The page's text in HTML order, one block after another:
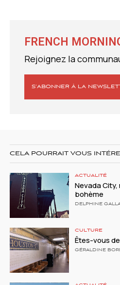
FRENCH
Rejoignez la
S’ABONNER À LA
CELA POURRAIT VOUS
ACTUALITÉ
Nevada
bohème
DELPHINE
CULTURE
Êtes-vous
GÉRALDINE